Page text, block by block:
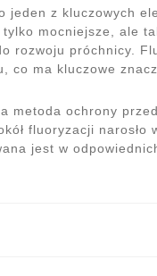
jeden z kluczowych
mocniejsze, ale
rozwoju próchnicy.
co ma kluczowe
metoda ochrony
fluoryzacji
jest w